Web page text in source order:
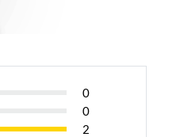
0
0
2